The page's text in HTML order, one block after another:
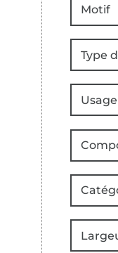
Motif
Type
Usage